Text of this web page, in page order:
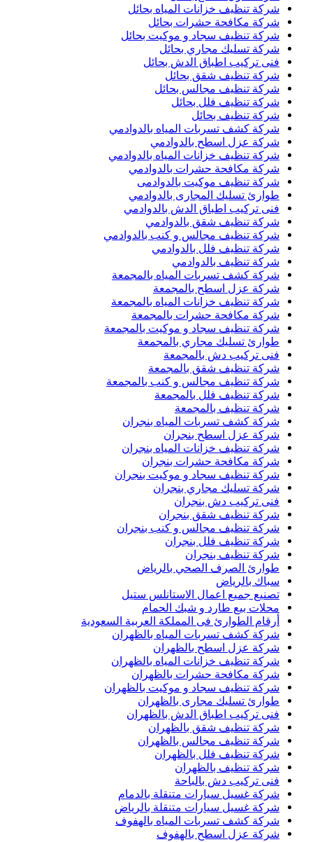
شركة تنظيف خزانات المياه بحائل
شركة مكافحة حشرات بحائل
شركة تنظيف سجاد و موكيت بحائل
شركة تسليك مجاري بحائل
فنى تركيب اطباق الدش بحائل
شركة تنظيف شقق بحائل
شركة تنظيف مجالس بحائل
شركة تنظيف فلل بحائل
شركة تنظيف بحائل
شركة كشف تسربات المياه بالدوادمي
شركة عزل اسطح بالدوادمي
شركة تنظيف خزانات المياه بالدوادمي
شركة مكافحة حشرات بالدوادمي
شركة تنظيف موكيت بالدوادمى
طوارئ تسليك المجارى بالدوادمي
فنى تركيب اطباق الدش بالدوادمي
شركة تنظيف شقق بالدوادمي
شركة تنظيف مجالس و كنب بالدوادمي
شركة تنظيف فلل بالدوادمي
شركة تنظيف بالدوادمي
شركة كشف تسربات المياه بالمجمعة
شركة عزل اسطح بالمجمعة
شركة تنظيف خزانات المياه بالمجمعة
شركة مكافحة حشرات بالمجمعة
شركة تنظيف سجاد و موكيت بالمجمعة
طوارئ تسليك مجاري بالمجمعة
فنى تركيب دش بالمجمعة
شركة تنظيف شقق بالمجمعة
شركة تنظيف مجالس و كنب بالمجمعة
شركة تنظيف فلل بالمجمعة
شركة تنظيف بالمجمعة
شركة كشف تسربات المياه بنجران
شركة عزل اسطح بنجران
شركة تنظيف خزانات المياه بنجران
شركة مكافحة حشرات بنجران
شركة تنظيف سجاد و موكيت بنجران
شركة تسليك مجاري بنجران
فنى تركيب دش بنجران
شركة تنظيف شقق بنجران
شركة تنظيف مجالس و كنب بنجران
شركة تنظيف فلل بنجران
شركة تنظيف بنجران
طوارئ الصرف الصحي بالرياض
سباك بالرياض
تصنيع جميع اعمال الاستانلس ستيل
محلات بيع طارد و شبك الحمام
أرقام الطوارئ فى المملكة العربية السعودية
شركة كشف تسربات المياه بالظهران
شركة عزل اسطح بالظهران
شركة تنظيف خزانات المياه بالظهران
شركة مكافحة حشرات بالظهران
شركة تنظيف سجاد و موكيت بالظهران
طوارئ تسليك مجارى بالظهران
فنى تركيب اطباق الدش بالظهران
شركة تنظيف شقق بالظهران
شركة تنظيف مجالس بالظهران
شركة تنظيف فلل بالظهران
شركة تنظيف بالظهران
فنى تركيب دش بالباحة
شركة غسيل سيارات متنقلة بالدمام
شركة غسيل سيارات متنقلة بالرياض
شركة كشف تسربات المياه بالهفوف
شركة عزل اسطح بالهفوف